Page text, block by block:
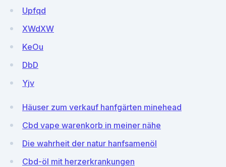
Upfqd
XWdXW
KeOu
DbD
Yjv
Häuser zum verkauf hanfgärten minehead
Cbd vape warenkorb in meiner nähe
Die wahrheit der natur hanfsamenöl
Cbd-öl mit herzerkrankungen